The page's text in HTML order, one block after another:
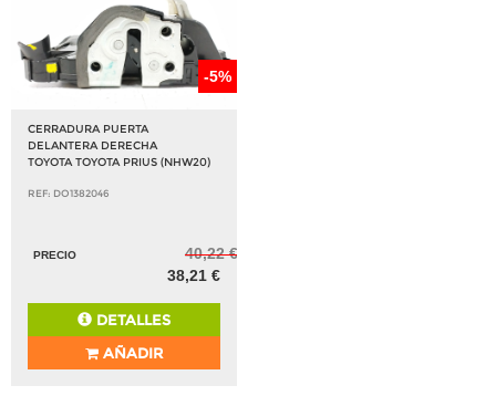
-5%
CERRADURA PUERTA
DELANTERA DERECHA
TOYOTA TOYOTA PRIUS (NHW20)
REF: DO1382046
PRECIO
40,22 €
38,21 €
DETALLES
AÑADIR